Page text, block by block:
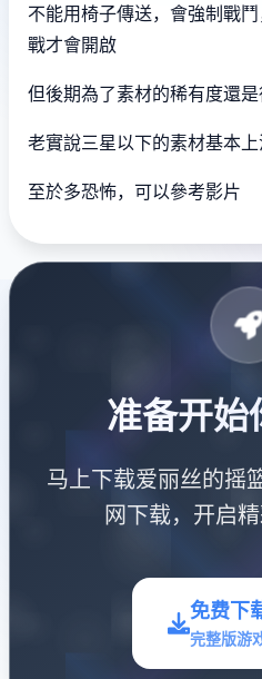
不能用椅子傳送，會強制戰
戰才會開啟
但後期為了素材的稀有度還
老實說三星以下的素材基本
至於多恐怖，可以參考影片
准备开始
马上下载爱丽丝的摇
网下载，开启
免费下
完整版游